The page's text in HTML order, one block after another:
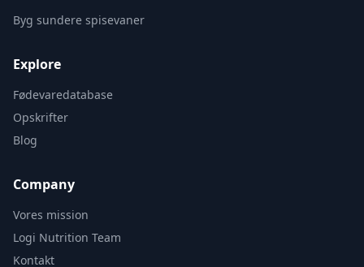
Byg sundere spisevaner
Explore
Fødevaredatabase
Opskrifter
Blog
Company
Vores mission
Logi Nutrition Team
Kontakt